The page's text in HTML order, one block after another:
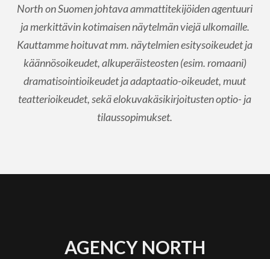
North on Suomen johtava ammattitekijöiden agentuuri
ja merkittävin kotimaisen näytelmän viejä ulkomaille.
Kauttamme hoituvat mm. näytelmien esitysoikeudet ja
käännösoikeudet, alkuperäisteosten (esim. romaani)
dramatisointioikeudet ja adaptaatio-oikeudet, muut
teatterioikeudet, sekä elokuvakäsikirjoitusten optio- ja
tilaussopimukset.
AGENCY NORTH